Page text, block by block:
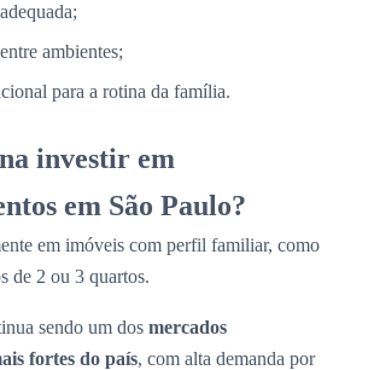
ambientes;
para a rotina da família.
investir em
em São Paulo?
em imóveis com perfil familiar, como
de 2 ou 3 quartos.
sendo um dos mercados
fortes do país, com alta demanda por